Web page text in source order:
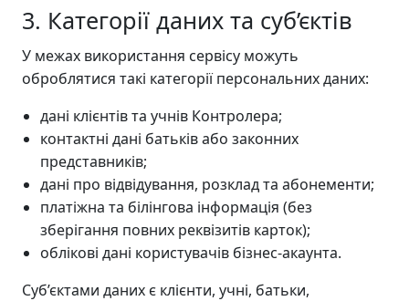
3. Категорії даних та суб’єктів
У межах використання сервісу можуть
оброблятися такі категорії персональних даних:
дані клієнтів та учнів Контролера;
контактні дані батьків або законних
представників;
дані про відвідування, розклад та абонементи;
платіжна та білінгова інформація (без
зберігання повних реквізитів карток);
облікові дані користувачів бізнес-акаунта.
Суб’єктами даних є клієнти, учні, батьки,